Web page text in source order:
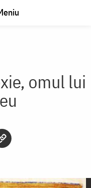
omul lui